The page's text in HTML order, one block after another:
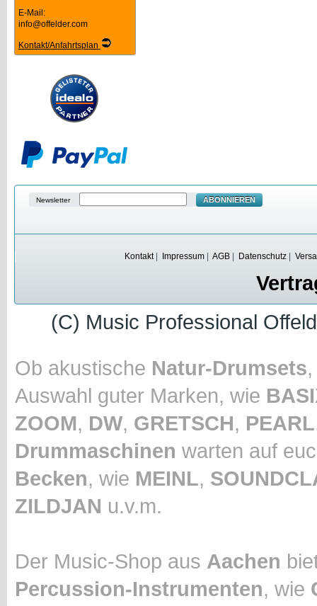
E-Mail:
info@offelder.com
Kontakt/Anfahrtsplan
Newsletter ABONNIEREN
Kontakt| Impressum AGB Datenschutz
(C) Music Professional
Ob akustische Natur-Drumsets
Auswahl guter Marken, wie
ZOOM, DW, GRETSCH, PEARL
Drummaschinen warten auf
Becken, wie MEINL,
ZILDJAN u.v.m.
Der Music-Shop aus Aachen
Percussion-Instrumenten, wie